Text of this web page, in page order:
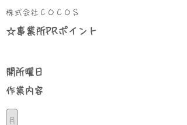
株式会社ＣＯＣＯＳ
☆事業所PRポイント
​開所曜日
​作業内容
月